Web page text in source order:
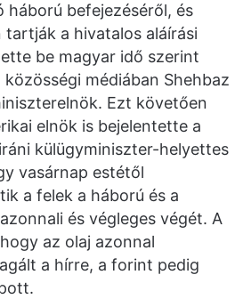
befejezéséről, és
tartják a hivatalos aláírási
be magyar idő szerint
médiában Shehbaz
Ezt követően
elnök is bejelentette a
külügyminiszter-helyettes
vasárnap estétől
a felek a háború és a
és végleges végét. A
az olaj azonnal
a hírre, a forint pedig